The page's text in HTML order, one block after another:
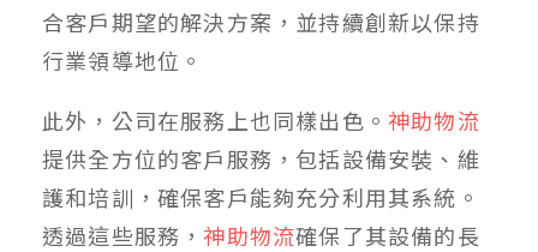
合客戶期望的解決方案，並持續創新以保持
行業領導地位。
此外，公司在服務上也同樣出色。神助物流
提供全方位的客戶服務，包括設備安裝、維
護和培訓，確保客戶能夠充分利用其系統。
透過這些服務，神助物流確保了其設備的長